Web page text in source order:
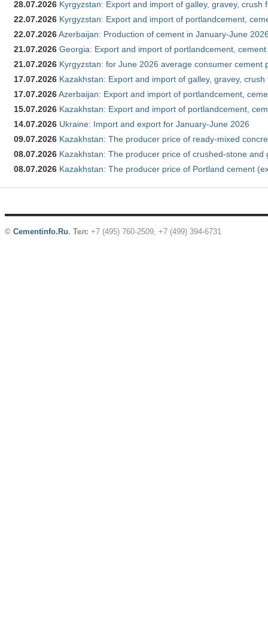
28.07.2026 Kyrgyzstan: Export and import of galley, gravey,
22.07.2026 Kyrgyzstan: Export and import of portlandcement,
22.07.2026Azerbaijan: Production of cement in January-June
21.07.2026 Georgia: Export and import of portlandcement,
21.07.2026 Kyrgyzstan: for June 2026 average consumer cement
17.07.2026 Kazakhstan: Export and import of galley, gravey,
17.07.2026Azerbaijan: Export and import of portlandcement,
15.07.2026 Kazakhstan: Export and import of portlandcement,
14.07.2026 Ukraine: Import and export for January-June 2026
09.07.2026 Kazakhstan: The producer price of ready-mixed
08.07.2026 Kazakhstan: The producer price of crushed-stone and
08.07.2026 Kazakhstan: The producer price of Portland cement
© Cementinfo.Ru. Тел: +7 (495) 760-2509, +7 (499) 394-6731